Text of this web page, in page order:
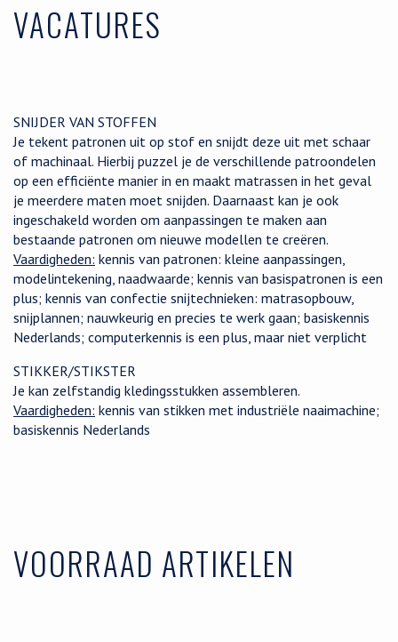
VACATURES
SNIJDER VAN STOFFEN
Je tekent patronen uit op stof en snijdt deze uit met schaar
of machinaal. Hierbij puzzel je de verschillende patroondelen
op een efficiënte manier in en maakt matrassen in het geval
je meerdere maten moet snijden. Daarnaast kan je ook
ingeschakeld worden om aanpassingen te maken aan
bestaande patronen om nieuwe modellen te creëren.
Vaardigheden: kennis van patronen: kleine aanpassingen,
modelintekening, naadwaarde; kennis van basispatronen is een
plus; kennis van confectie snijtechnieken: matrasopbouw,
snijplannen; nauwkeurig en precies te werk gaan; basiskennis
Nederlands; computerkennis is een plus, maar niet verplicht
STIKKER/STIKSTER
Je kan zelfstandig kledingsstukken assembleren.
Vaardigheden: kennis van stikken met industriële naaimachine;
basiskennis Nederlands
VOORRAAD ARTIKELEN